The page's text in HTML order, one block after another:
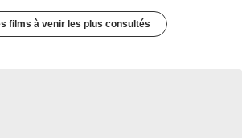
films à venir les plus consultés